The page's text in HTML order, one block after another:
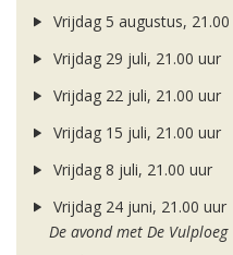
Vrijdag 5 augustus,
Vrijdag 29 juli, 21.00 uur
Vrijdag 22 juli, 21.00 uur
Vrijdag 15 juli, 21.00 uur
Vrijdag 8 juli, 21.00 uur
Vrijdag 24 juni, 21.00 uur
De avond met De Vulploeg